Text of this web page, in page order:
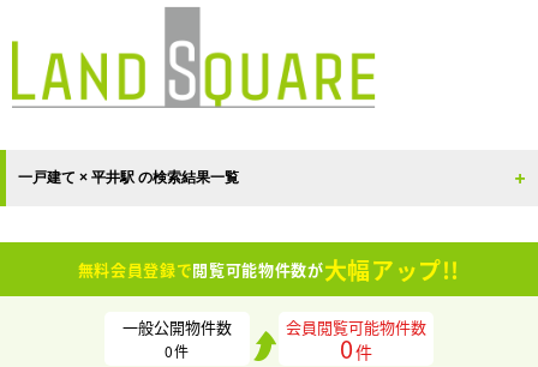
一戸建て × 平井駅 の検索結果一覧
無料会員登録で閲覧可能物件数が大幅アップ!!
一般公開物件数
0件
会員閲覧可能物件数
0件